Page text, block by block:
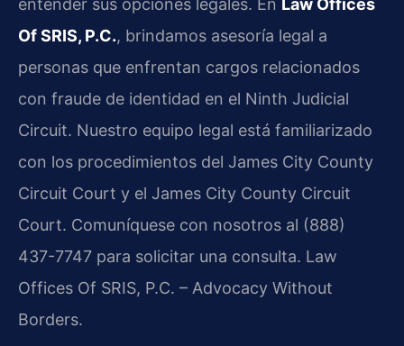
entender sus opciones legales. En Law Offices
Of SRIS, P.C., brindamos asesoría legal a
personas que enfrentan cargos relacionados
con fraude de identidad en el Ninth Judicial
Circuit. Nuestro equipo legal está familiarizado
con los procedimientos del James City County
Circuit Court y el James City County Circuit
Court. Comuníquese con nosotros al (888)
437-7747 para solicitar una consulta. Law
Offices Of SRIS, P.C. – Advocacy Without
Borders.